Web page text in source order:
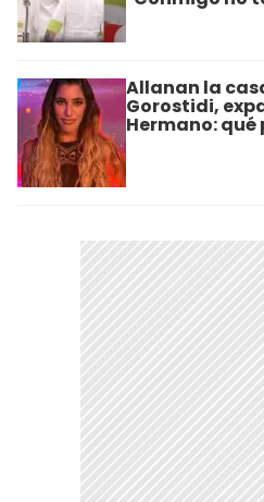
Allanan la
Gorostidi,
Hermano: qué